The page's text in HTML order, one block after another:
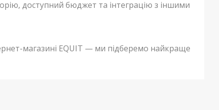
доступний бюджет та інтеграцію з іншими
магазині EQUIT — ми підберемо найкраще